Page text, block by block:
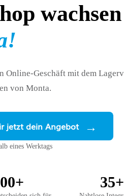
Online-Geschäft mit dem
von Monta.
jetzt dein Angebot
eines Werktags
35+